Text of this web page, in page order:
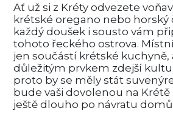
Ať už si z Kréty odvezete
krétské oregano nebo horský
každý doušek i sousto vám
tohoto řeckého ostrova.
jen součástí krétské kuchyně,
důležitým prvkem zdejší
proto by se měly stát
bude vaši dovolenou na
ještě dlouho po návratu domů.